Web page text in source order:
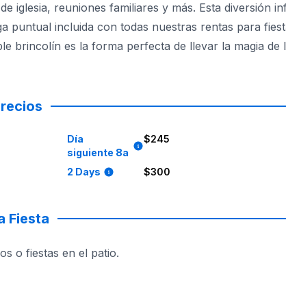
iglesia, reuniones familiares y más. Esta diversión
incluida con todas nuestras rentas para
brincolín es la forma perfecta de llevar la magia de
de instalar y desmontar, y entregamos en
Día
siguiente 8a
$245
2 Days $300
Fiesta
o fiestas en el patio.